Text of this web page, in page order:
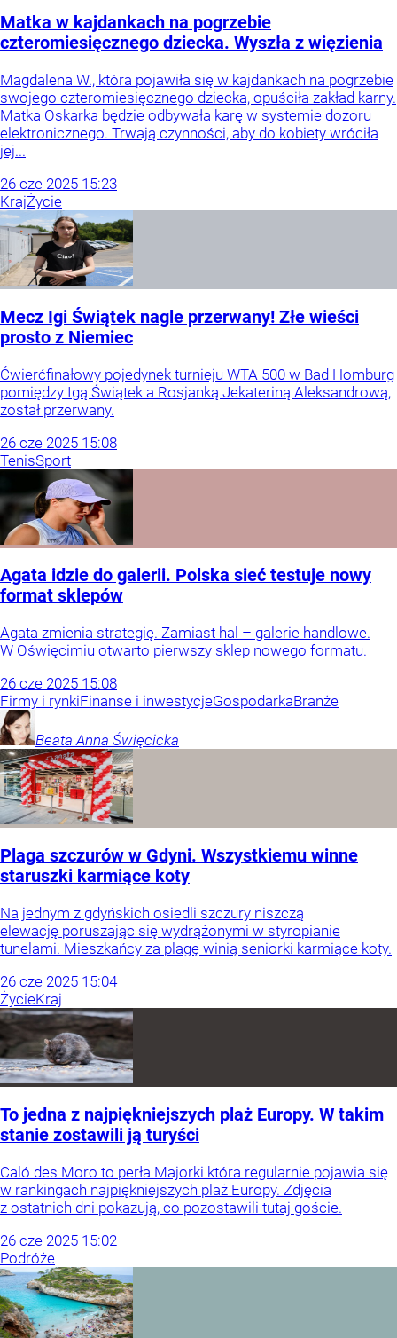
Matka w kajdankach na pogrzebie
czteromiesięcznego dziecka. Wyszła z więzienia
Magdalena W., która pojawiła się w kajdankach na pogrzebie
swojego czteromiesięcznego dziecka, opuściła zakład karny.
Matka Oskarka będzie odbywała karę w systemie dozoru
elektronicznego. Trwają czynności, aby do kobiety wróciła
jej...
26 cze 2025 15:23
KrajŻycie
Mecz Igi Świątek nagle przerwany! Złe wieści
prosto z Niemiec
Ćwierćfinałowy pojedynek turnieju WTA 500 w Bad Homburg
pomiędzy Igą Świątek a Rosjanką Jekateriną Aleksandrową,
został przerwany.
26 cze 2025 15:08
TenisSport
Agata idzie do galerii. Polska sieć testuje nowy
format sklepów
Agata zmienia strategię. Zamiast hal – galerie handlowe.
W Oświęcimiu otwarto pierwszy sklep nowego formatu.
26 cze 2025 15:08
Firmy i rynkiFinanse i inwestycjeGospodarkaBranże
Beata Anna Święcicka
Plaga szczurów w Gdyni. Wszystkiemu winne
staruszki karmiące koty
Na jednym z gdyńskich osiedli szczury niszczą
elewację poruszając się wydrążonymi w styropianie
tunelami. Mieszkańcy za plagę winią seniorki karmiące koty.
26 cze 2025 15:04
ŻycieKraj
To jedna z najpiękniejszych plaż Europy. W takim
stanie zostawili ją turyści
Caló des Moro to perła Majorki która regularnie pojawia się
w rankingach najpiękniejszych plaż Europy. Zdjęcia
z ostatnich dni pokazują, co pozostawili tutaj goście.
26 cze 2025 15:02
Podróże